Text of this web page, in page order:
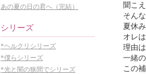
聞こえ
そんな
夏休み
オレは
理由は
一緒の
この補
あの夏の日の君へ（完結）
シリーズ
*ヘルクリシリーズ
*僕らシリーズ
*光と闇の狭間でシリーズ